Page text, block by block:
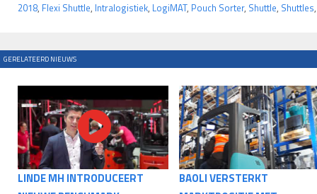
2018, Flexi Shuttle, Intralogistiek, LogiMAT, Pouch Sorter, Shuttle, Shuttles
GERELATEERD NIEUWS
LINDE MH INTRODUCEERT
BAOLI VERSTERKT